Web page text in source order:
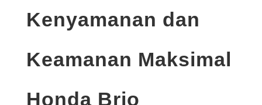
Kenyamanan dan
Keamanan Maksimal
Honda Brio